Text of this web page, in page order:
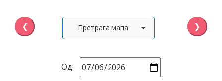
❮ Претрага мапа ❯
Од: